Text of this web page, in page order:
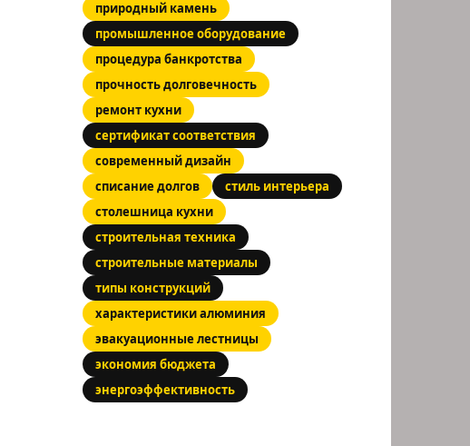
природный камень
промышленное оборудование
процедура банкротства
прочность долговечность
ремонт кухни
сертификат соответствия
современный дизайн
списание долгов
стиль интерьера
столешница кухни
строительная техника
строительные материалы
типы конструкций
характеристики алюминия
эвакуационные лестницы
экономия бюджета
энергоэффективность